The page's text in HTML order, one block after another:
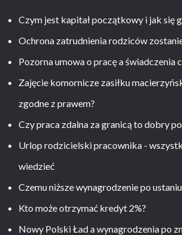
Czym jest kapitał początkowy i jak się
Ochrona zatrudnienia rodziców
Pozorna umowa o pracę a świadczenia
Zajęcie komornicze zasiłku
zgodne z prawem?
Czy praca zdalna za granicą to dobry
Urlop rodzicielski pracownika -
wiedzieć
Czemu niższe wynagrodzenie po
Kto może otrzymać kredyt 2%?
Nowy Polski Ład a wynagrodzenia po